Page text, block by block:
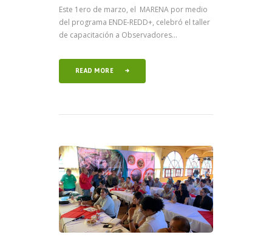
Este 1ero de marzo, el MARENA por medio
del programa ENDE-REDD+, celebró el taller
de capacitación a Observadores...
READ MORE